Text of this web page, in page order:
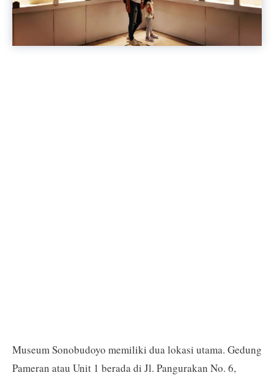
Museum Sonobudoyo memiliki dua lokasi utama. Gedung
Pameran atau Unit 1 berada di Jl. Pangurakan No. 6,